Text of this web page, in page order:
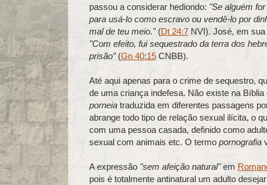
passou a considerar hediondo: "Se alguém
para usá-lo como escravo ou vendê-lo por
mal de teu meio."(Dt 24:7NVI). José, em sua
"Com efeito, fui sequestrado da terra dos
prisão” (Gn 40:15CNBB).
Até aqui apenas para o crime de sequestro,
de uma criança indefesa. Não existe na Bíblia
porneiatraduzida em diferentes passagens
abrange todo tipo de relação sexual ilícita, o
com uma pessoa casada, definido como
sexual com animais etc. O termo pornografia
A expressão "sem afeição natural"em
pois é totalmente antinatural um adulto